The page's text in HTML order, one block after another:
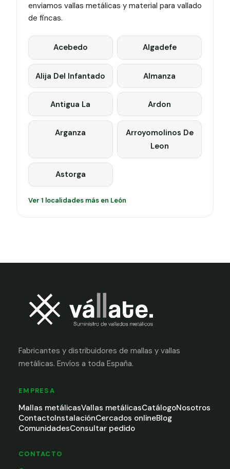
enviamos vallas metálicas y material para vallado
de fincas.
Acebedo Algadefe
Alija Del Infantado Almanza
Antigua La Ardon
Arganza
Arroyomolinos De
Leon
Astorga
Ver 1 localidades más en León
Fabricantes y distribuidores de mallas y vallas
metálicas. Envíos a toda España.
EMPRESA
Mallas metálicasVallas metálicasCatálogoNosotros
ContactoInstalaciónCercados onlineBlog
ComunidadesConsultar pedido
CONTACTO